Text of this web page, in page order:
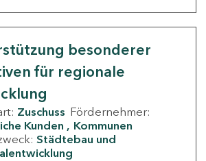
besonderer
für regionale
Zuschuss Fördernehmer:
Kunden
Kommunen
Städtebau und